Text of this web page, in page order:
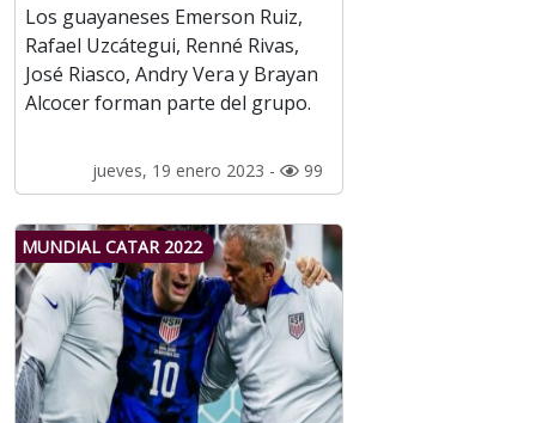
Los guayaneses Emerson Ruiz,
Rafael Uzcátegui, Renné Rivas,
José Riasco, Andry Vera y Brayan
Alcocer forman parte del grupo.
jueves, 19 enero 2023 - 99
MUNDIAL CATAR 2022